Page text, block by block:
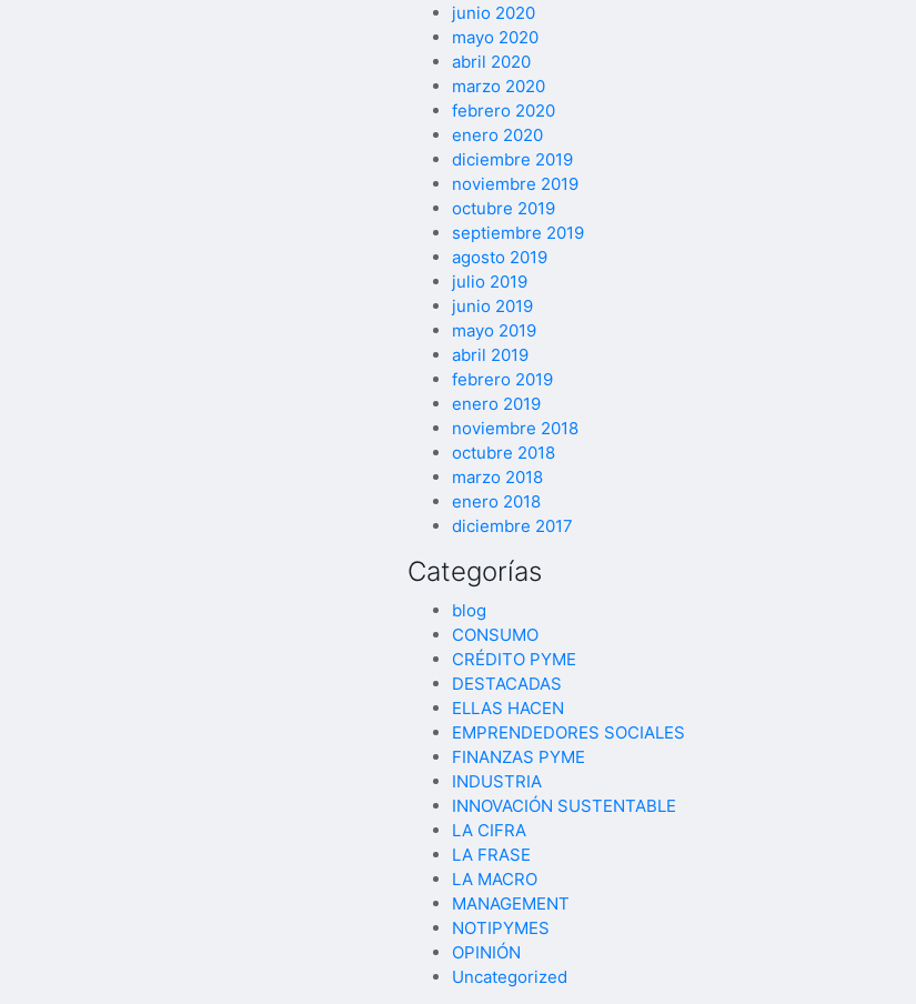
junio 2020
mayo 2020
abril 2020
marzo 2020
febrero 2020
enero 2020
diciembre 2019
noviembre 2019
octubre 2019
septiembre 2019
agosto 2019
julio 2019
junio 2019
mayo 2019
abril 2019
febrero 2019
enero 2019
noviembre 2018
octubre 2018
marzo 2018
enero 2018
diciembre 2017
Categorías
blog
CONSUMO
CRÉDITO PYME
DESTACADAS
ELLAS HACEN
EMPRENDEDORES SOCIALES
FINANZAS PYME
INDUSTRIA
INNOVACIÓN SUSTENTABLE
LA CIFRA
LA FRASE
LA MACRO
MANAGEMENT
NOTIPYMES
OPINIÓN
Uncategorized